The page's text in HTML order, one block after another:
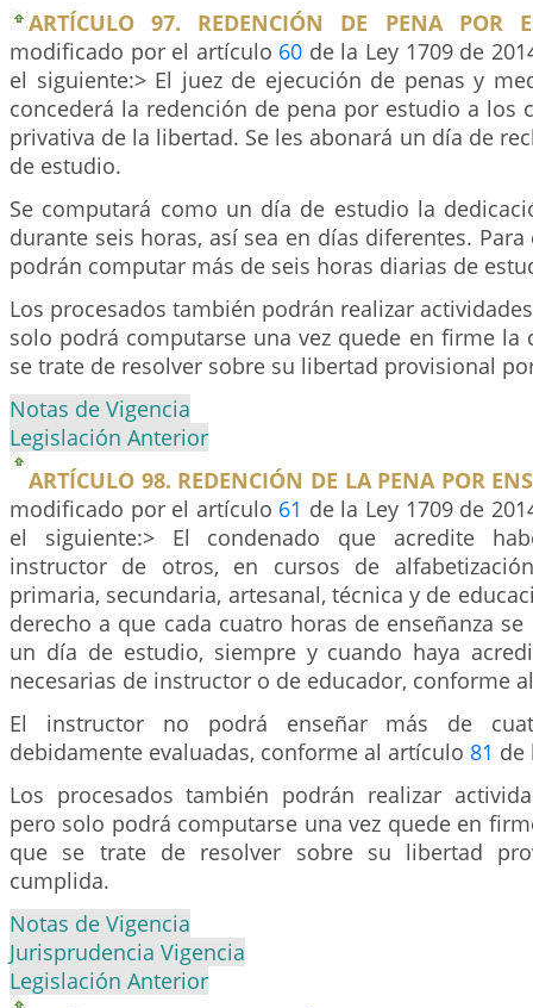
ARTÍCULO 97. REDENCIÓN DE PENA POR
modificado por el artículo 60 de la Ley 1709 de
el siguiente:> El juez de ejecución de penas y
concederá la redención de pena por estudio a los
privativa de la libertad. Se les abonará un día de
de estudio.
Se computará como un día de estudio la
durante seis horas, así sea en días diferentes. Para
podrán computar más de seis horas diarias de
Los procesados también podrán realizar
solo podrá computarse una vez quede en firme la
se trate de resolver sobre su libertad provisional
Notas de Vigencia
Legislación Anterior
ARTÍCULO 98. REDENCIÓN DE LA PENA POR
modificado por el artículo 61 de la Ley 1709 de
el siguiente:> El condenado que acredite
instructor de otros, en cursos de
primaria, secundaria, artesanal, técnica y de
derecho a que cada cuatro horas de enseñanza
un día de estudio, siempre y cuando haya
necesarias de instructor o de educador, conforme
El instructor no podrá enseñar más de
debidamente evaluadas, conforme al artículo 81 de
Los procesados también podrán realizar
pero solo podrá computarse una vez quede en
que se trate de resolver sobre su libertad
cumplida.
Notas de Vigencia
Jurisprudencia Vigencia
Legislación Anterior